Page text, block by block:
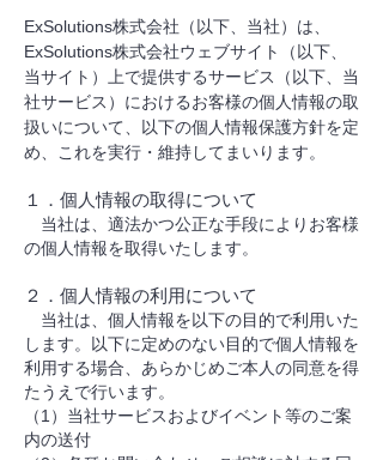
ExSolutions株式会社（以下、当社）は、
ExSolutions株式会社ウェブサイト（以下、
当サイト）上で提供するサービス（以下、当
社サービス）におけるお客様の個人情報の取
扱いについて、以下の個人情報保護方針を定
め、これを実行・維持してまいります。
１．個人情報の取得について
当社は、適法かつ公正な手段によりお客様
の個人情報を取得いたします。
２．個人情報の利用について
当社は、個人情報を以下の目的で利用いた
します。以下に定めのない目的で個人情報を
利用する場合、あらかじめご本人の同意を得
たうえで行います。
（1）当社サービスおよびイベント等のご案
内の送付